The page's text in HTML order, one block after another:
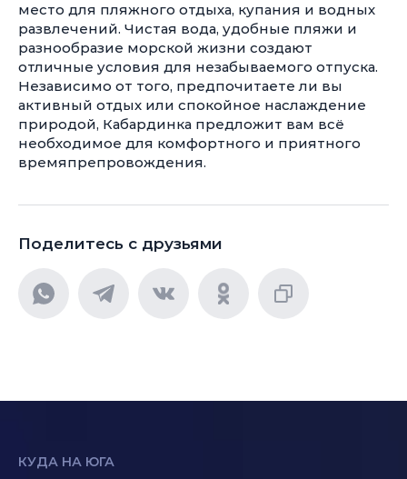
место для пляжного отдыха, купания и водных
развлечений. Чистая вода, удобные пляжи и
разнообразие морской жизни создают
отличные условия для незабываемого отпуска.
Независимо от того, предпочитаете ли вы
активный отдых или спокойное наслаждение
природой, Кабардинка предложит вам всё
необходимое для комфортного и приятного
времяпрепровождения.
Поделитесь с друзьями
КУДА НА ЮГА